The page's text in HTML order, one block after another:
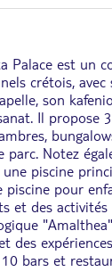
Palace est un
crétois, avec
son
Il propose
parc. Notez
une piscine
pour
et des activités
des
bars et